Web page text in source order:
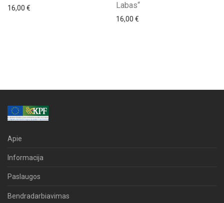
16,00 €
Labas“
16,00 €
Apie
Informacija
Paslaugos
Bendradarbiavimas